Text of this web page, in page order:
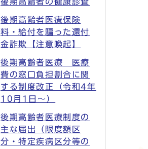
後期高齢者医療保険
料・給付を騙った還付
金詐欺【注意喚起】
後期高齢者医療 医療
費の窓口負担割合に関
する制度改正（令和4年
10月1日～）
後期高齢者医療制度の
主な届出（限度額区
分・特定疾病区分等の